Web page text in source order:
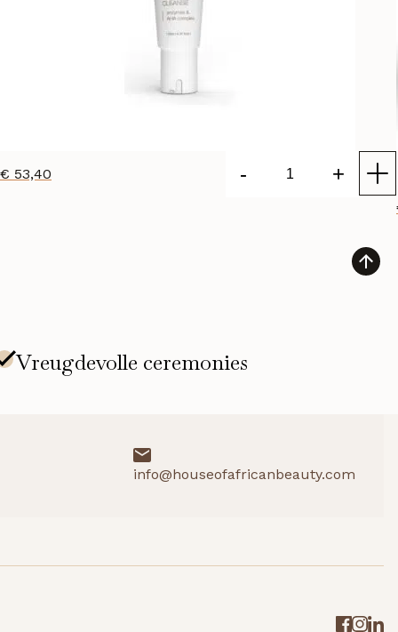
€ 53,40 -
CF
+
info@houseofafricanbeauty.com